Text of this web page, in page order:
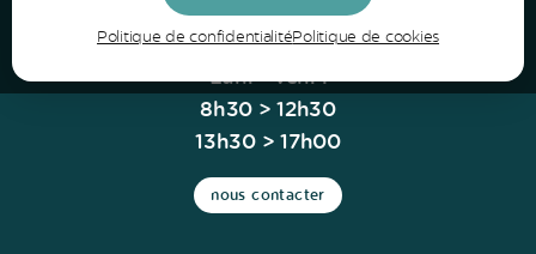
Horaires
Lun. - Ven. :
8h30 > 12h30
13h30 > 17h00
nous contacter
Politique de confidentialitéPolitique de cookies